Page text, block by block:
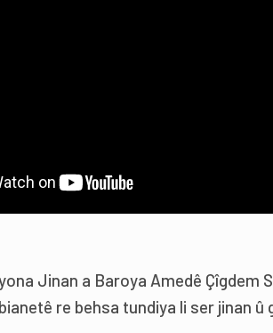
Jinan a Baroya Amedê Çîgdem
re behsa tundiya li ser jinan û